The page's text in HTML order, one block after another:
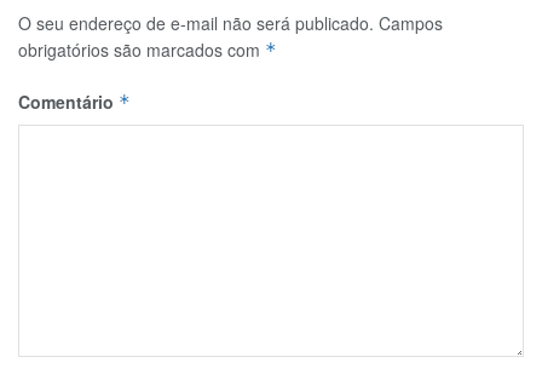
O seu endereço de e-mail não será publicado. Campos
obrigatórios são marcados com *
Comentário *